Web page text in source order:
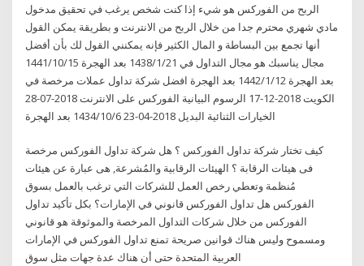
الربح من الفوركس هو شيء إذا كنت شخص يرغب في تحقيق مدخول
مادي شهري محترم جدا من خلال الربح من الانترنت و بطريقة يمكن القول
أنها تجمع بين البساطة و المال الكثير فإنه يمكنني القول لك بأن أفضل
مجال يناسبك هو مجال التداول في 21‏‏/1‏‏/1438 بعد الهجرة 15‏‏/10‏‏/1441
بعد الهجرة 12‏‏/1‏‏/1442 بعد الهجرة افضل شركة تداول عملات مرخصة في
الكويت 2018-12-17 الرسوم البيانية الفوركس على الانترنت 2018-07-28
الخيارات الثنائية البديل 2018-04-23 6‏‏/10‏‏/1434 بعد الهجرة
كيف تختار شركة تداول الفوركس ؟ هل شركة تداول الفوركس مرخصة
فى هيئات الرقابة ؟ الهيئات الرقابية والمُشرعة, هى عبارة عن هيئات
مُنظمة وتعطي رخص العمل للشركات التي ترغب بالعمل بسوق
الفوركس هل تداول الفوركس قانوني في الإمارات؟ بكل تأكيد تداول
الفوركس من خلال شركات التداول المرخصة والموثوقة هو قانوني
ومسموح وليس هناك قوانين صريحة تمنع تداول الفوركس في الإمارات
العربية المتحدة حتى أن هناك عدة جهات مثل سوق